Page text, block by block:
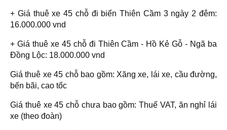
+ Giá thuê xe 45 chỗ đi biển Thiên Cầm 3 ngày 2 đêm:
16.000.000 vnd
+ Giá thuê xe 45 chỗ đi Thiên Cầm - Hồ Kẻ Gỗ - Ngã ba
Đồng Lộc: 18.000.000 vnd
Giá thuê xe 45 chỗ bao gồm: Xăng xe, lái xe, cầu đường,
bến bãi, cao tốc
Giá thuê xe 45 chỗ chưa bao gồm: Thuế VAT, ăn nghỉ lái
xe (theo đoàn)